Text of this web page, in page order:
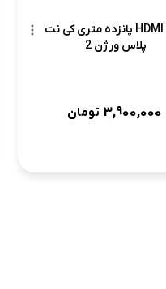
کابل HDMI پانزده متری کی نت
پلاس ورژن 2
3,900,000 تومان